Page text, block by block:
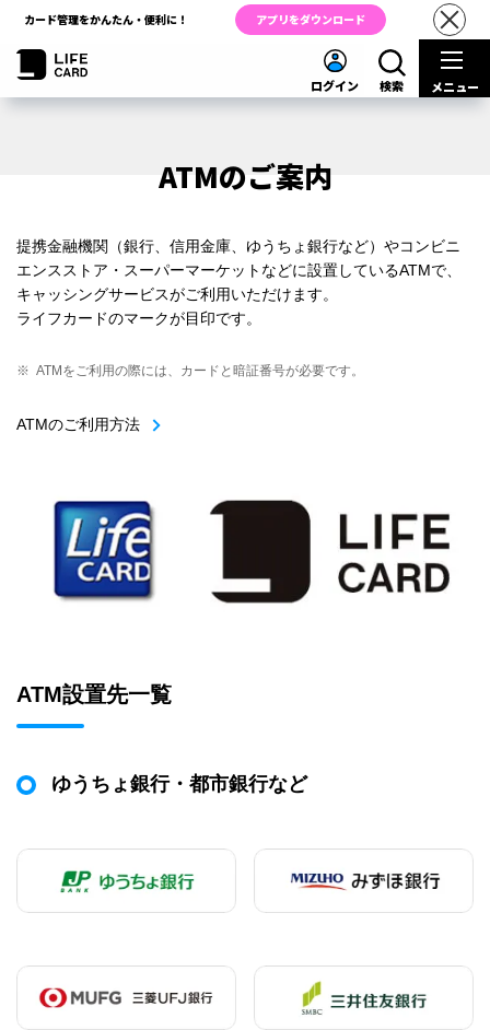
カード管理をかんたん・便利に！ アプリをダウンロード
ログイン 検索 メニュー
ATMのご案内
提携金融機関（銀行、信用金庫、ゆうちょ銀行など）やコンビニ
エンスストア・スーパーマーケットなどに設置しているATMで、
キャッシングサービスがご利用いただけます。
ライフカードのマークが目印です。
※ ATMをご利用の際には、カードと暗証番号が必要です。
ATMのご利用方法
ATM設置先一覧
ゆうちょ銀行・都市銀行など